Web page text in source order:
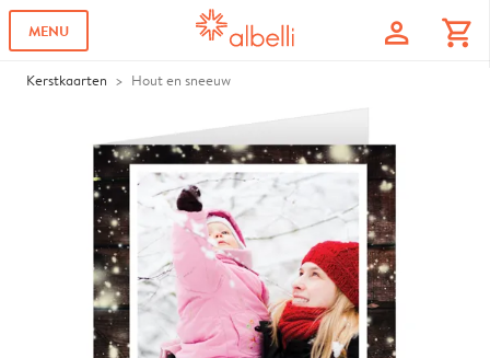
MENU profile shopping_cart
Kerstkaarten Hout en sneeuw